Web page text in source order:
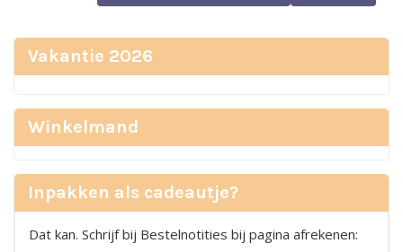
Vakantie 2026
Winkelmand
Inpakken als cadeautje?
Dat kan. Schrijf bij Bestelnotities bij pagina afrekenen: